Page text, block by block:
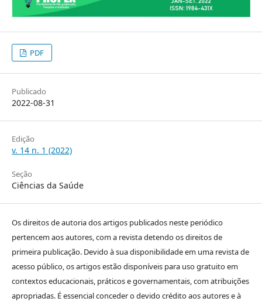
PDF
Publicado
2022-08-31
Edição
v. 14 n. 1 (2022)
Seção
Ciências da Saúde
Os direitos de autoria dos artigos publicados neste periódico
pertencem aos autores, com a revista detendo os direitos de
primeira publicação. Devido à sua disponibilidade em uma revista de
acesso público, os artigos estão disponíveis para uso gratuito em
contextos educacionais, práticos e governamentais, com atribuições
apropriadas. É essencial conceder o devido crédito aos autores e à